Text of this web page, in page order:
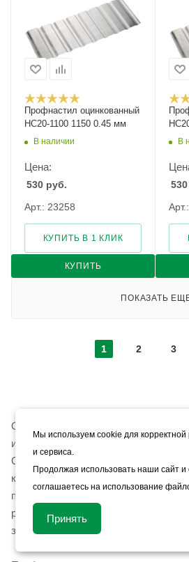
Профнастил оцинкованный
НС20-1100 1150 0.45 мм
В наличии
Цена:
530 руб.
Арт.: 23258
КУПИТЬ
КУПИТЬ В 1 КЛИК
В
530
ПОКАЗАТЬ
1 2 3
Оцинкованный профнастил — это
используемый для кровли, обшивки
Основное его преимущество — это
коррозии благодаря специальному
покрытию. Купить оцинкованный
различных объектов, начиная от
заканчивая крупными
Мы используем cookie для
и сервиса.
Продолжая использовать наши сайт и
соглашаетесь на использование
Принять